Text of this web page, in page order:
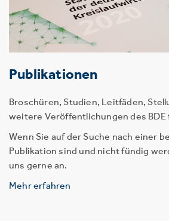
Publikationen
Broschüren, Studien, Leitfäden,
weitere Veröffentlichungen des BDE
Wenn Sie auf der Suche nach einer
Publikation sind und nicht fündig
uns gerne an.
Mehr erfahren